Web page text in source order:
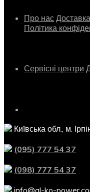
Про нас
Політика
Сервісні центри
Київська обл., м.
(095) 777 54 37
(098) 777 54 37